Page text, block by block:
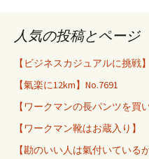
人気の投稿とページ
【ビジネスカジュアルに挑戦
【氣楽に12km】No.7691
【ワークマンの長パンツを
【ワークマン靴はお蔵入り】
【勘のいい人は氣付いている